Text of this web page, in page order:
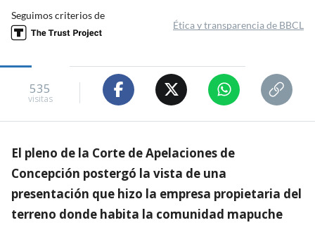
Seguimos criterios de
Ética y transparencia de BBCL
535
visitas
El pleno de la Corte de Apelaciones de
Concepción postergó la vista de una
presentación que hizo la empresa propietaria del
terreno donde habita la comunidad mapuche